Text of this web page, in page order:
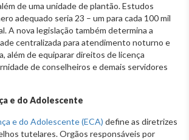
de uma unidade de plantão. Estudos
adequado seria 23 – um para cada 100 mil
A nova legislação também determina a
centralizada para atendimento noturno e
além de equiparar direitos de licença
de conselheiros e demais servidores
e do Adolescente
e do Adolescente (ECA) define as diretrizes
tutelares. Orgãos responsáveis por